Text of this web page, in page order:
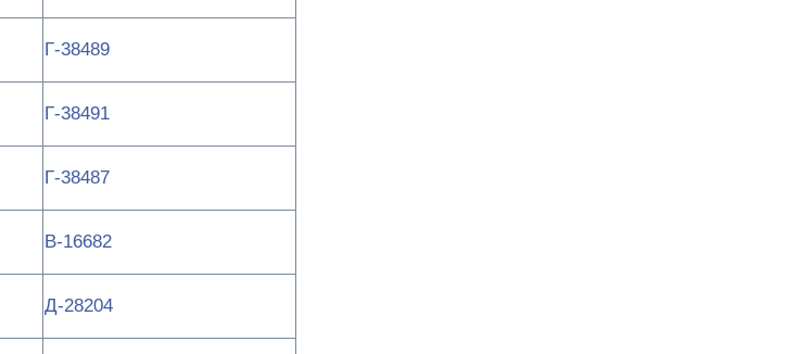
Г-38489
Г-38491
Г-38487
В-16682
Д-28204